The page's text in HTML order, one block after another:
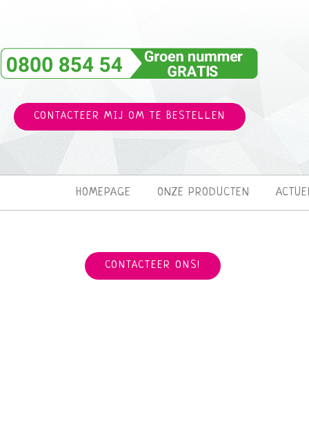
CONTACTEER MIJ OM TE BESTELLEN
HOMEPAGE ONZE PRODUCTEN
CONTACTEER ONS!